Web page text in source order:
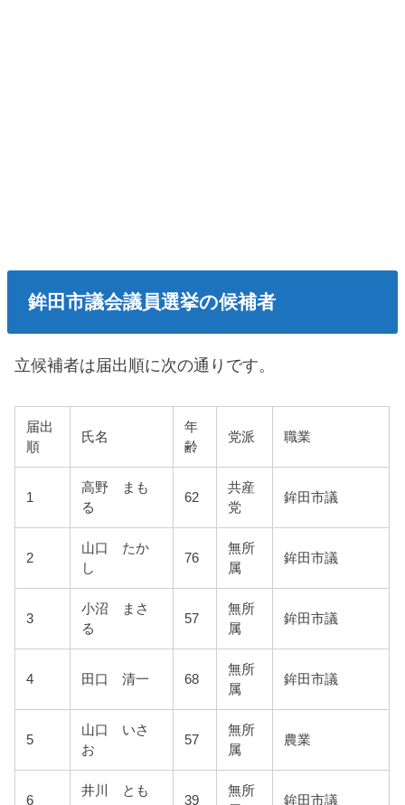
鉾田市議会議員選挙の候補者
立候補者は届出順に次の通りです。
届出
順
氏名
年
齢
党派 職業
1
高野 まも
る
62
共産
党
鉾田市議
2
山口 たか
し
76
無所
属
鉾田市議
3
小沼 まさ
る
57
無所
属
鉾田市議
4 田口 清一 68
無所
属
鉾田市議
5
山口 いさ
お
57
無所
属
農業
6
井川 とも
39
無所
鉾田市議